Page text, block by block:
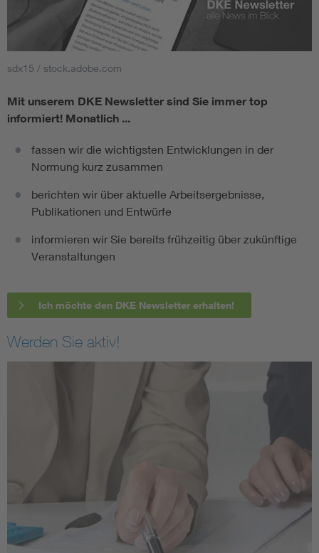
sdx15 / stock.adobe.com
Mit unserem DKE Newsletter sind Sie immer top
informiert! Monatlich ...
fassen wir die wichtigsten Entwicklungen in der
Normung kurz zusammen
berichten wir über aktuelle Arbeitsergebnisse,
Publikationen und Entwürfe
informieren wir Sie bereits frühzeitig über zukünftige
Veranstaltungen
Ich möchte den DKE Newsletter erhalten!
Werden Sie aktiv!